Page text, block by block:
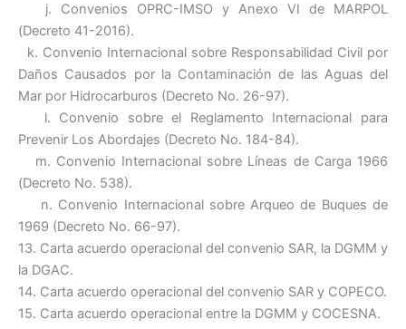
j. Convenios OPRC-IMSO y Anexo VI de MARPOL
(Decreto 41-2016).
k. Convenio Internacional sobre Responsabilidad Civil por
Daños Causados por la Contaminación de las Aguas del
Mar por Hidrocarburos (Decreto No. 26-97).
l. Convenio sobre el Reglamento Internacional para
Prevenir Los Abordajes (Decreto No. 184-84).
m. Convenio Internacional sobre Líneas de Carga 1966
(Decreto No. 538).
n. Convenio Internacional sobre Arqueo de Buques de
1969 (Decreto No. 66-97).
13. Carta acuerdo operacional del convenio SAR, la DGMM y
la DGAC.
14. Carta acuerdo operacional del convenio SAR y COPECO.
15. Carta acuerdo operacional entre la DGMM y COCESNA.